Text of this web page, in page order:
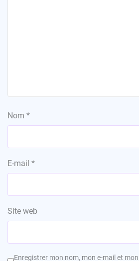
Nom *
E-mail *
Site web
Enregistrer mon nom, mon e-mail et